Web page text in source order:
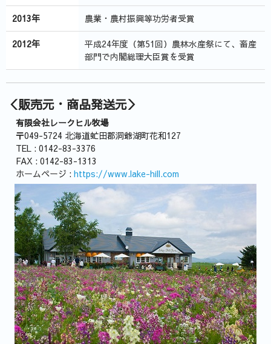
2013年 農業・農村振興等功労者受賞
2012年
平成24年度（第51回）農林水産祭にて、畜産
部門で内閣総理大臣賞を受賞
＜販売元・商品発送元＞
有限会社レークヒル牧場
〒049-5724 北海道虻田郡洞爺湖町花和127
TEL : 0142-83-3376
FAX : 0142-83-1313
ホームページ : https://www.lake-hill.com